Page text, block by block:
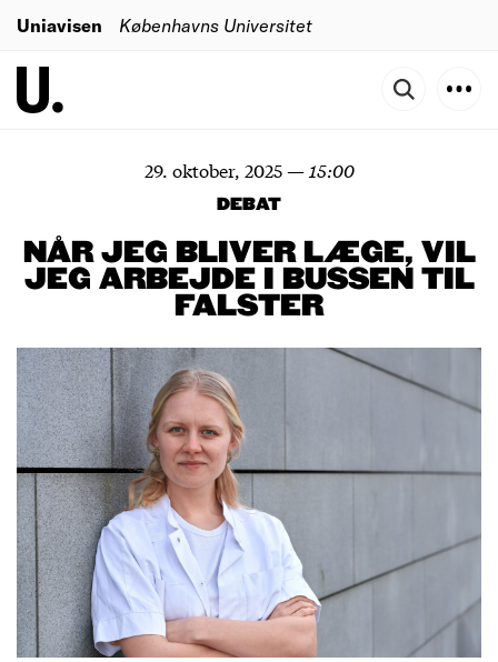
Uniavisen Københavns Universitet
29. oktober, 2025— 15:00
DEBAT
NÅR JEG BLIVER LÆGE, VIL
JEG ARBEJDE I BUSSEN TIL
FALSTER